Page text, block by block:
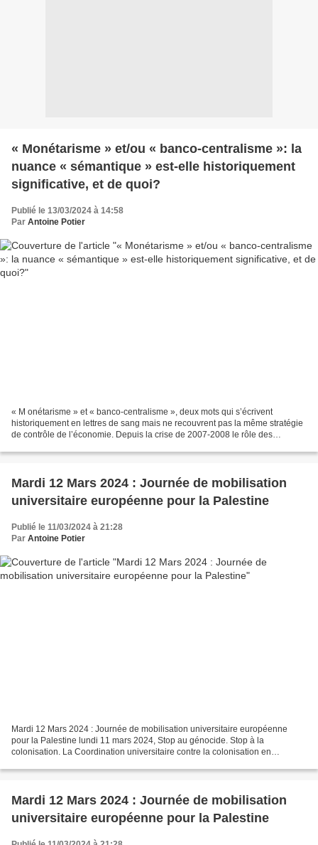
« Monétarisme » et/ou « banco-centralisme »: la
nuance « sémantique » est-elle historiquement
significative, et de quoi?
Publié le 13/03/2024 à 14:58
Par Antoine Potier
« M onétarisme » et « banco-centralisme », deux mots qui s’écrivent
historiquement en lettres de sang mais ne recouvrent pas la même stratégie
de contrôle de l’économie. Depuis la crise de 2007-2008 le rôle des
Mardi 12 Mars 2024 : Journée de mobilisation
universitaire européenne pour la Palestine
Publié le 11/03/2024 à 21:28
Par Antoine Potier
Mardi 12 Mars 2024 : Journée de mobilisation universitaire européenne
pour la Palestine lundi 11 mars 2024, Stop au génocide. Stop à la
colonisation. La Coordination universitaire contre la colonisation en
Mardi 12 Mars 2024 : Journée de mobilisation
universitaire européenne pour la Palestine